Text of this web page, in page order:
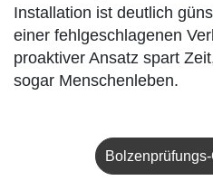
Installation ist deutlich
einer fehlgeschlagenen
proaktiver Ansatz spart
sogar Menschenleben.